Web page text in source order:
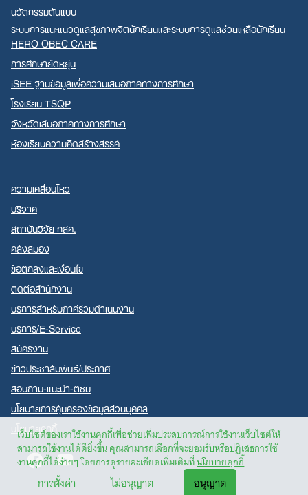
เว็บไซต์ของเราใช้งานคุกกี้เพื่อช่วยเพิ่มประสบการณ์การใช้งานเว็บไซต์ให้
สามารถใช้งานได้ดียิ่งขึ้น คุณสามารถเลือกที่จะยอมรับหรือปฏิเสธการใช้
งานคุกกี้ได้ง่ายๆ โดยการดูรายละเอียดเพิ่มเติมที่นโยบายคุกกี้
การตั้งค่า ไม่อนุญาต อนุญาต
นวัตกรรมต้นแบบ
ระบบการแนะแนวดูแลสุขภาพจิตนักเรียนและระบบการดูแลช่วยเหลือนักเรียน
HERO OBEC CARE
การศึกษายืดหยุ่น
iSEE ฐานข้อมูลเพื่อความเสมอภาคทางการศึกษา
โรงเรียน TSQP
จังหวัดเสมอภาคทางการศึกษา
ห้องเรียนความคิดสร้างสรรค์
ความเคลื่อนไหว
บริจาค
สถาบันวิจัย กสศ.
คลังสมอง
ข้อตกลงและเงื่อนไข
ติดต่อสำนักงาน
บริการสำหรับภาคีร่วมดำเนินงาน
บริการ/E-Service
สมัครงาน
ข่าวประชาสัมพันธ์/ประกาศ
สอบถาม-แนะนำ-ติชม
นโยบายการคุ้มครองข้อมูลส่วนบุคคล
นโยบายคุกกี้
FacebookYoutube